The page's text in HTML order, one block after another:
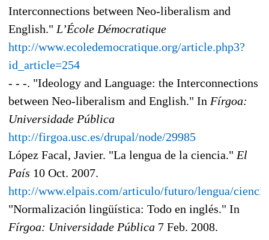
Interconnections between Neo-liberalism and
English." L’École Démocratique
http://www.ecoledemocratique.org/article.php3?
id_article=254
- - -. "Ideology and Language: the Interconnections
between Neo-liberalism and English." In Fírgoa:
Universidade Pública
http://firgoa.usc.es/drupal/node/29985
López Facal, Javier. "La lengua de la ciencia." El
País 10 Oct. 2007.
http://www.elpais.com/articulo/futuro/lengua/
"Normalización lingüística: Todo en inglés." In
Fírgoa: Universidade Pública 7 Feb. 2008.